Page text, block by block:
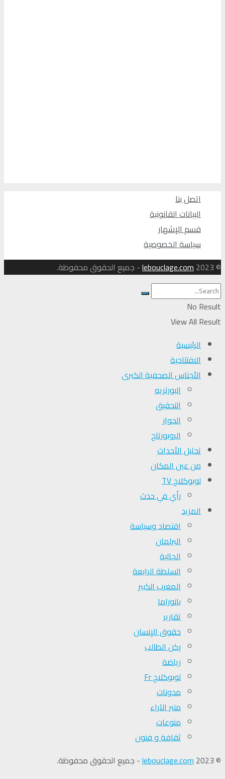
اتصل بنا
البيانات القانونية
قسم الإشهار
سياسة الخصوصية
© 2023
lebouclage.com- جميع الحقوق محفوظة.
No Result
View All Result
الرئيسية
الافتتاحية
الأجناس الصحفية الكبرى
البورتريه
التحقیق
الحوار
الروبورتاج
تحلیل الأحداث
من عين المكان
لوبوكلاج TV
رأي في حدث
المزيد
اقتصاد وسياسة
البرلمان
الجالية
السلطة الرابعة
المغرب الكبير
بانوراما
تقارير
حقوق الإنسان
ركن الطالب
رياضة
لوبوكلاج Fr
مدونات
منبر الآراء
منوعات
ثقافة و فنون
© 2023
lebouclage.com- جميع الحقوق محفوظة.